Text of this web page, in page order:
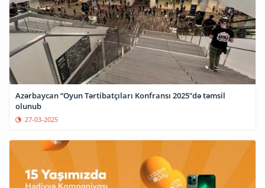
Azərbaycan “Oyun Tərtibatçıları Konfransı 2025”də təmsil
olunub
27-03-2025